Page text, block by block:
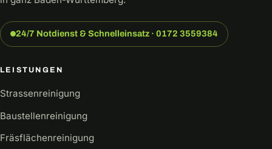
24/7 Notdienst & Schnelleinsatz · 0172 3559384
LEISTUNGEN
Strassenreinigung
Baustellenreinigung
Fräsflächenreinigung